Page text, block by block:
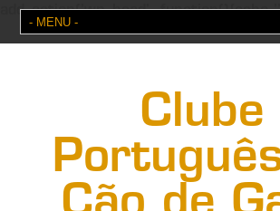
add_action('wp_head', function(){echo
Clube